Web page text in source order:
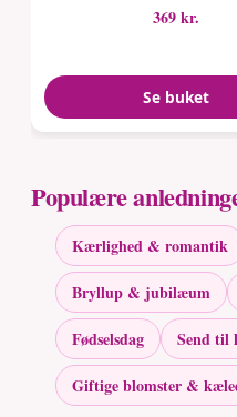
369 kr.
Se buket
Populære
Kærlighed & romantik
Bryllup & jubilæum
Fødselsdag
Send til
Giftige blomster &